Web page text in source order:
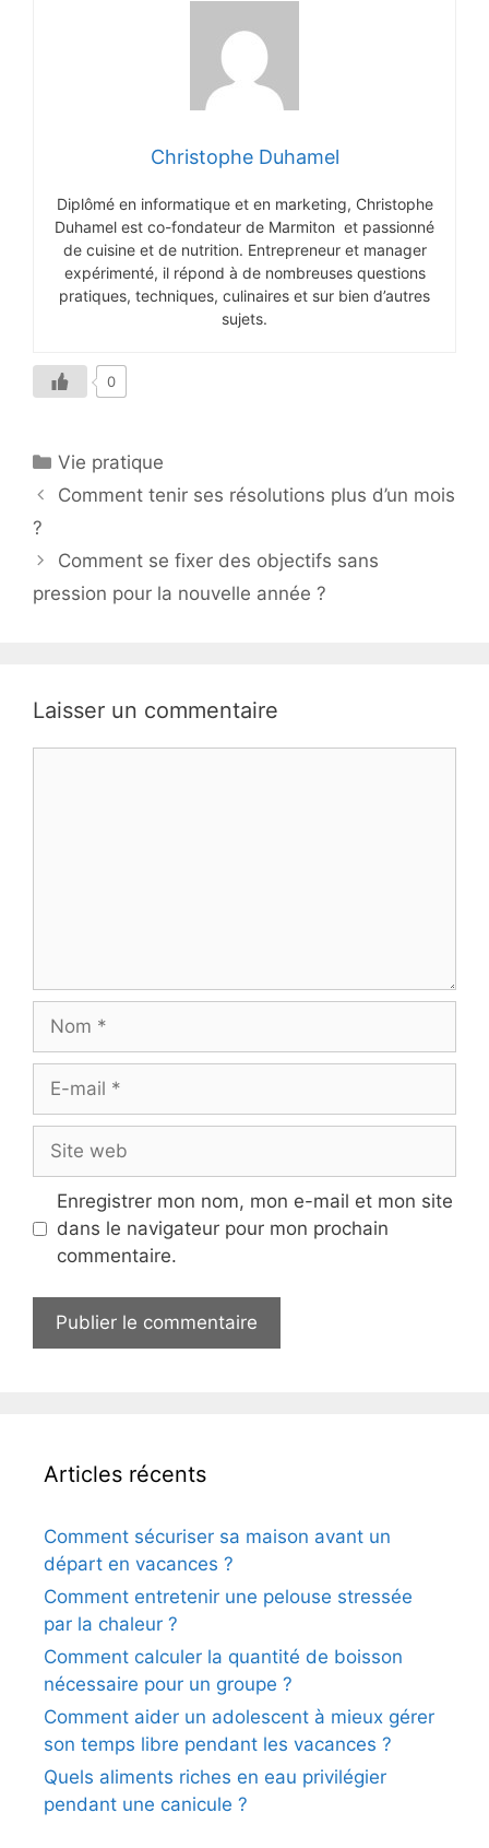
Christophe Duhamel
Diplômé en informatique et en marketing, Christophe
Duhamel est co-fondateur de Marmiton et passionné
de cuisine et de nutrition. Entrepreneur et manager
expérimenté, il répond à de nombreuses questions
pratiques, techniques, culinaires et sur bien d’autres
sujets.
0
Catégories
Vie pratique
Comment tenir ses résolutions plus d’un mois
?
Comment se fixer des objectifs sans
pression pour la nouvelle année ?
Laisser un commentaire
mail
web
Enregistrer mon nom, mon e-mail et mon site
dans le navigateur pour mon prochain
commentaire.
Articles récents
Comment sécuriser sa maison avant un
départ en vacances ?
Comment entretenir une pelouse stressée
par la chaleur ?
Comment calculer la quantité de boisson
nécessaire pour un groupe ?
Comment aider un adolescent à mieux gérer
son temps libre pendant les vacances ?
Quels aliments riches en eau privilégier
pendant une canicule ?